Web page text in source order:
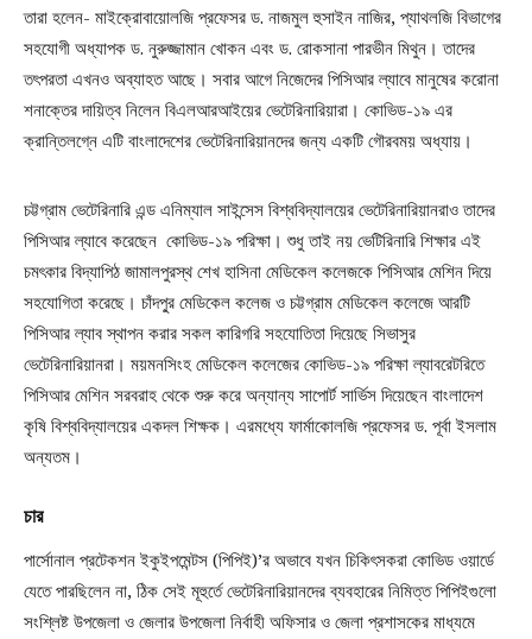
তারা হলেন- মাইক্রোবায়োলজি প্রফেসর ড. নাজমুল হুসাইন নাজির, প্যাথলজি বিভাগের
সহযোগী অধ্যাপক ড. নুরুজ্জামান খোকন এবং ড. রোকসানা পারভীন মিথুন। তাদের
তৎপরতা এখনও অব্যাহত আছে। সবার আগে নিজেদের পিসিআর ল্যাবে মানুষের করোনা
শনাক্তের দায়িত্ব নিলেন বিএলআরআইয়ের ভেটেরিনারিয়ারা। কোভিড-১৯ এর
ক্রান্তিলগ্নে এটি বাংলাদেশের ভেটেরিনারিয়ানদের জন্য একটি গৌরবময় অধ্যায়।
চট্টগ্রাম ভেটেরিনারি এন্ড এনিম্যাল সাইন্সেস বিশ্ববিদ্যালয়ের ভেটেরিনারিয়ানরাও তাদের
পিসিআর ল্যাবে করেছেন কোভিড-১৯ পরিক্ষা। শুধু তাই নয় ভেটিরিনারি শিক্ষার এই
চমৎকার বিদ্যাপিঠ জামালপুরস্থ শেখ হাসিনা মেডিকেল কলেজকে পিসিআর মেশিন দিয়ে
সহযোগিতা করেছে। চাঁদপু্র মেডিকেল কলেজ ও চট্টগ্রাম মেডিকেল কলেজে আরটি
পিসিআর ল্যাব স্থাপন করার সকল কারিগরি সহযোতিতা দিয়েছে সিভাসুর
ভেটেরিনারিয়ানরা। ময়মনসিংহ মেডিকেল কলেজের কোভিড-১৯ পরিক্ষা ল্যাবরেটরিতে
পিসিআর মেশিন সরবরাহ থেকে শুরু করে অন্যান্য সাপোর্ট সার্ভিস দিয়েছেন বাংলাদেশ
কৃষি বিশ্ববিদ্যালয়ের একদল শিক্ষক। এরমধ্যে ফার্মাকোলজি প্রফেসর ড. পূর্বা ইসলাম
অন্যতম।
চার
পার্সোনাল প্রটেকশন ইকুইপমেন্টস (পিপিই)’র অভাবে যখন চিকিৎসকরা কোভিড ওয়ার্ডে
যেতে পারছিলেন না, ঠিক সেই মূহুর্তে ভেটেরিনারিয়ানদের ব্যবহারের নিমিত্ত পিপিইগুলো
সংশ্লিষ্ট উপজেলা ও জেলার উপজেলা নির্বাহী অফিসার ও জেলা প্রশাসকের মাধ্যমে